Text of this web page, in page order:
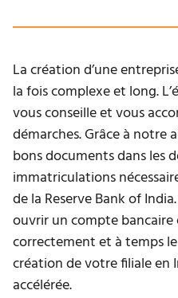
La création d’une
la fois complexe et long.
vous conseille et vous
démarches. Grâce à notre
bons documents dans les
immatriculations
de la Reserve Bank of
ouvrir un compte
correctement et à temps
création de votre filiale en
accélérée.